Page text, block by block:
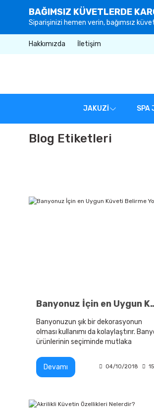
BAĞIMSIZ KÜVETLERDE
Siparişinizi hemen verin, bağımsız
Hakkımızda İletişim
JAKUZİ SPA
Blog Etiketleri
Banyonuz İçin
Banyonuzun şık bir dekorasyonun
olması kullanımı da kolaylaştırır.
ürünlerinin seçiminde mutlaka
Devamı
04/10/2018